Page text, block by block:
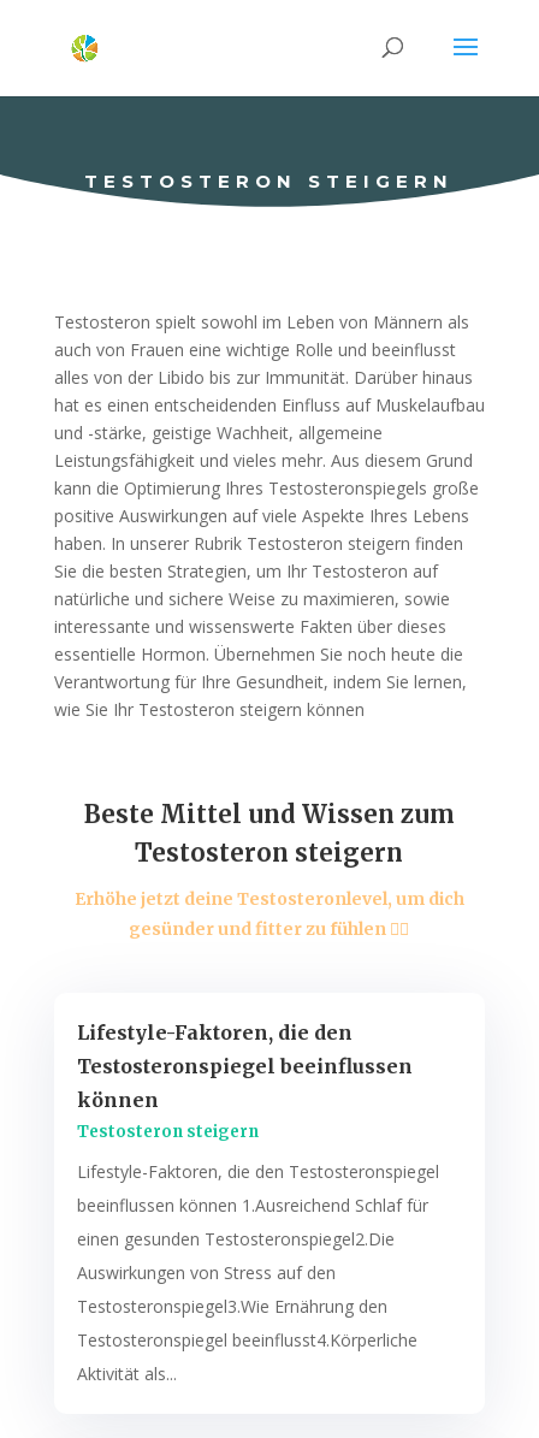
TESTOSTERON STEIGERN
Testosteron spielt sowohl im Leben von Männern als
auch von Frauen eine wichtige Rolle und beeinflusst
alles von der Libido bis zur Immunität. Darüber hinaus
hat es einen entscheidenden Einfluss auf Muskelaufbau
und -stärke, geistige Wachheit, allgemeine
Leistungsfähigkeit und vieles mehr. Aus diesem Grund
kann die Optimierung Ihres Testosteronspiegels große
positive Auswirkungen auf viele Aspekte Ihres Lebens
haben. In unserer Rubrik Testosteron steigern finden
Sie die besten Strategien, um Ihr Testosteron auf
natürliche und sichere Weise zu maximieren, sowie
interessante und wissenswerte Fakten über dieses
essentielle Hormon. Übernehmen Sie noch heute die
Verantwortung für Ihre Gesundheit, indem Sie lernen,
wie Sie Ihr Testosteron steigern können
Beste Mittel und Wissen zum
Testosteron steigern
Erhöhe jetzt deine Testosteronlevel, um dich
gesünder und fitter zu fühlen 🏋🏻
Lifestyle-Faktoren, die den
Testosteronspiegel beeinflussen
können
Testosteron steigern
Lifestyle-Faktoren, die den Testosteronspiegel
beeinflussen können 1.Ausreichend Schlaf für
einen gesunden Testosteronspiegel2.Die
Auswirkungen von Stress auf den
Testosteronspiegel3.Wie Ernährung den
Testosteronspiegel beeinflusst4.Körperliche
Aktivität als...